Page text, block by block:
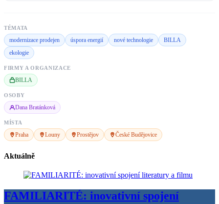
TÉMATA
modernizace prodejen úspora energií nové technologie
BILLA
ekologie
FIRMY A ORGANIZACE
BILLA
OSOBY
Dana Bratánková
MÍSTA
Praha Louny Prostějov České Budějovice
Aktuálně
FAMILIARITÉ: inovativní spojení